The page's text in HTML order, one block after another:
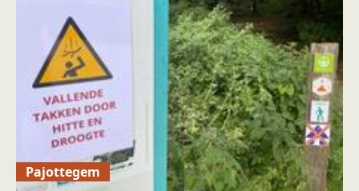
Pajottegem